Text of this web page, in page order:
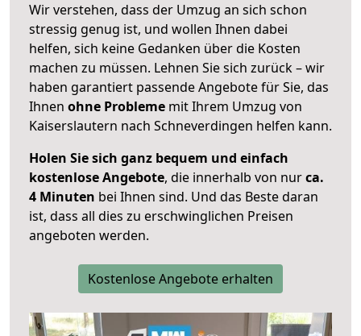
Wir verstehen, dass der Umzug an sich schon
stressig genug ist, und wollen Ihnen dabei
helfen, sich keine Gedanken über die Kosten
machen zu müssen. Lehnen Sie sich zurück – wir
haben garantiert passende Angebote für Sie, das
Ihnen ohne Probleme mit Ihrem Umzug von
Kaiserslautern nach Schneverdingen helfen kann.
Holen Sie sich ganz bequem und einfach
kostenlose Angebote, die innerhalb von nurca.
4 Minuten bei Ihnen sind. Und das Beste daran
ist, dass all dies zu erschwinglichen Preisen
angeboten werden.
Kostenlose Angebote erhalten